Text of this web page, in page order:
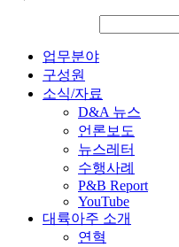
업무분야
구성원
소식/자료
D&A 뉴스
언론보도
뉴스레터
수행사례
P&B Report
YouTube
대륙아주 소개
연혁